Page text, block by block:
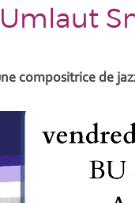
compositrice de